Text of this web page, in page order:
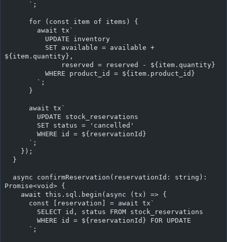
      `;
      for (const item of items) {
        await tx`
          UPDATE inventory
${item.quantity},
              reserved = reserved - ${item.quantity}
          WHERE product_id = ${item.product_id}
        `;
      }
      await tx`
        UPDATE stock_reservations
        SET status = 'cancelled'
        WHERE id = ${reservationId}
      `;
    });
  }
Promise<void> {
    await this.sql.begin(async (tx) => {
      const [reservation] = await tx`
        SELECT id, status FROM stock_reservations
        WHERE id = ${reservationId} FOR UPDATE
      `;